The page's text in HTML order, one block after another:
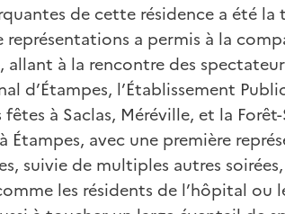
de cette résidence a été
a permis à la
à la rencontre des
d’Étampes, l’Établissement
fêtes à Saclas, Méréville, et la
Étampes, avec une première
suivie de multiples autres
les résidents de l’hôpital ou